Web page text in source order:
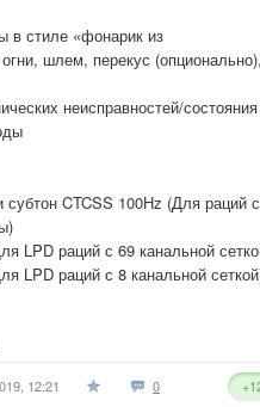
в стиле «фонарик из
шлем, перекус
неисправностей/состояния
CTCSS 100Hz (Для раций с
LPD раций с 69 канальной
LPD раций с 8 канальной
12:21 0